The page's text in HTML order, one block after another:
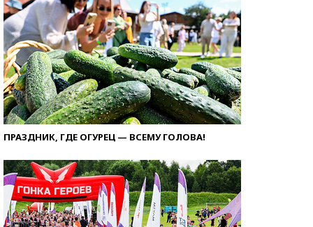
ПРАЗДНИК, ГДЕ ОГУРЕЦ — ВСЕМУ ГОЛОВА!